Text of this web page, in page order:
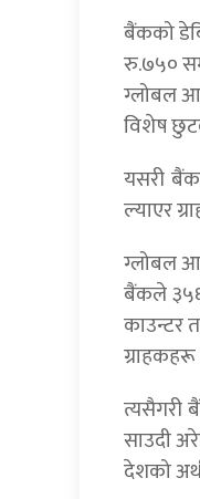
बैंकको
रु.७५०
ग्लोबल
विशेष
यसरी
ल्याएर
ग्लोबल
बैंकले
काउन्टर
ग्राहकहरू
त्यसैगरी
साउदी
देशको